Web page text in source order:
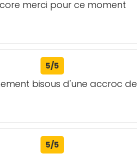
merci pour ce moment
5/5
bisous d'une accroc de
5/5